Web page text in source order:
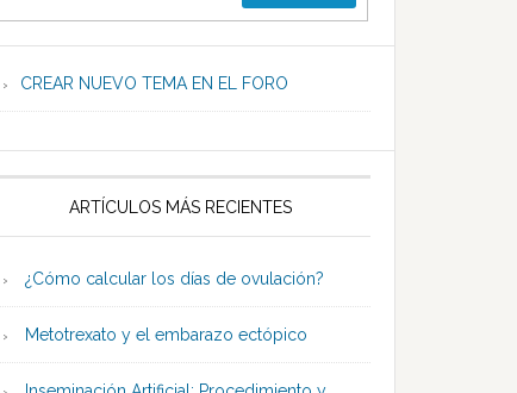
CREAR NUEVO TEMA EN EL FORO
ARTÍCULOS MÁS RECIENTES
¿Cómo calcular los días de ovulación?
Metotrexato y el embarazo ectópico